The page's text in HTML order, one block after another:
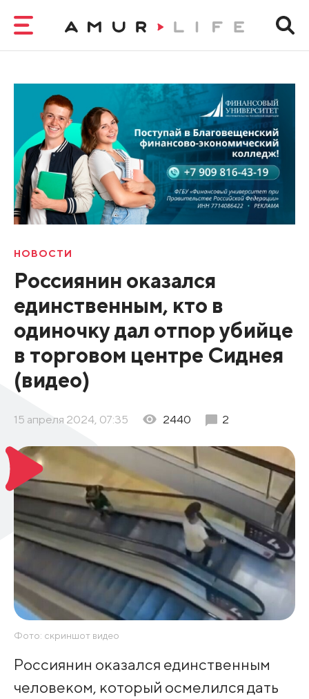
НОВОСТИ
Россиянин оказался
единственным, кто в
одиночку дал отпор убийце
в торговом центре Сиднея
(видео)
15 апреля 2024, 07:35 2440 2
Фото: скриншот видео
Россиянин оказался единственным
человеком, который осмелился дать